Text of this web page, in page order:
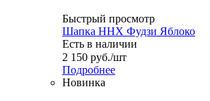
Быстрый просмотр
Шапка ННХ Фудзи Яблоко
Есть в наличии
2 150 руб./шт
Подробнее
Новинка